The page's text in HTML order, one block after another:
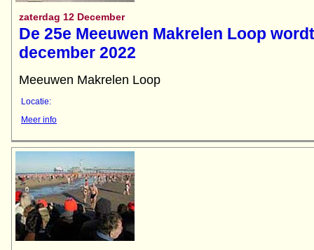
zaterdag 12 December
De 25e Meeuwen Makrelen Loop
december 2022
Meeuwen Makrelen Loop
Locatie:
Meer info